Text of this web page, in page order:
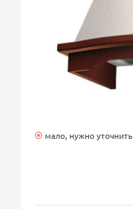
мало, нужно уточнить